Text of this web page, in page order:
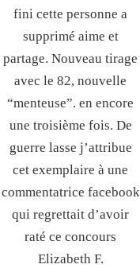
fini cette personne a
supprimé aime et
partage. Nouveau tirage
avec le 82, nouvelle
“menteuse”. en encore
une troisième fois. De
guerre lasse j’attribue
cet exemplaire à une
commentatrice facebook
qui regrettait d’avoir
raté ce concours
Elizabeth F.